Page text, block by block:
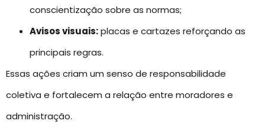
conscientização sobre as normas;
Avisos visuais:placas e cartazes reforçando as
principais regras.
Essas ações criam um senso de responsabilidade
coletiva e fortalecem a relação entre moradores e
administração.